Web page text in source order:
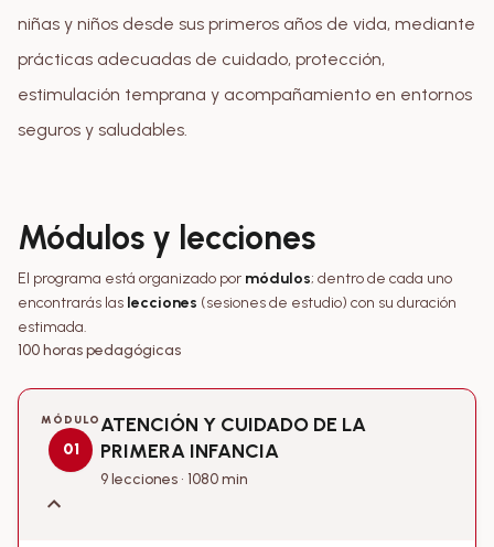
niñas y niños desde sus primeros años de vida, mediante
prácticas adecuadas de cuidado, protección,
estimulación temprana y acompañamiento en entornos
seguros y saludables.
Módulos y lecciones
El programa está organizado por módulos; dentro de cada uno
encontrarás las lecciones (sesiones de estudio) con su duración
estimada.
100 horas pedagógicas
MÓDULO
01
ATENCIÓN Y CUIDADO DE LA
PRIMERA INFANCIA
9 lecciones • 1080 min